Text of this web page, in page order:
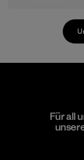
Teijin
Material-supplier
Für all